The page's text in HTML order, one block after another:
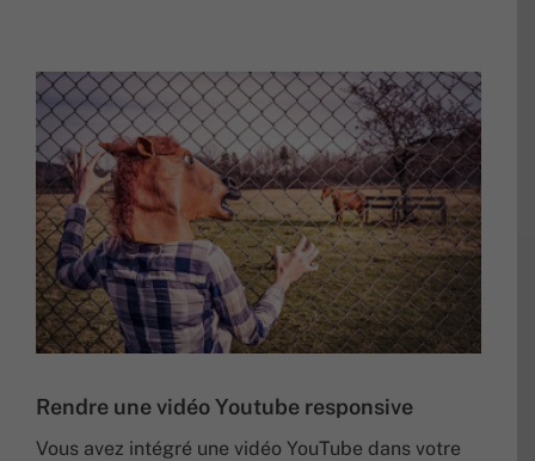
Rendre une vidéo Youtube responsive
Vous avez intégré une vidéo YouTube dans votre